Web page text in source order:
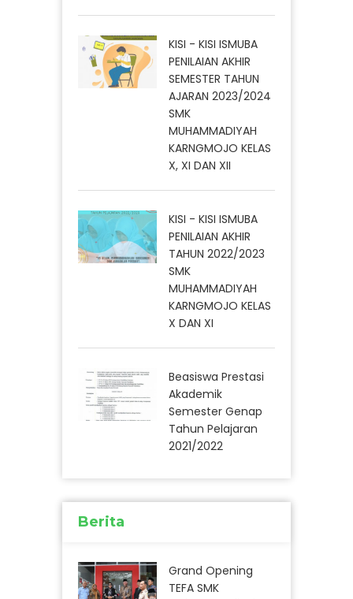
KISI - KISI ISMUBA
PENILAIAN AKHIR
SEMESTER TAHUN
AJARAN 2023/2024
SMK
MUHAMMADIYAH
KARNGMOJO KELAS
X, XI DAN XII
KISI - KISI ISMUBA
PENILAIAN AKHIR
TAHUN 2022/2023
SMK
MUHAMMADIYAH
KARNGMOJO KELAS
X DAN XI
Beasiswa Prestasi
Akademik
Semester Genap
Tahun Pelajaran
2021/2022
Berita
Grand Opening
TEFA SMK